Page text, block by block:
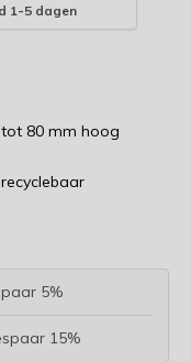
1-5 dagen
80 mm hoog
5%
15%